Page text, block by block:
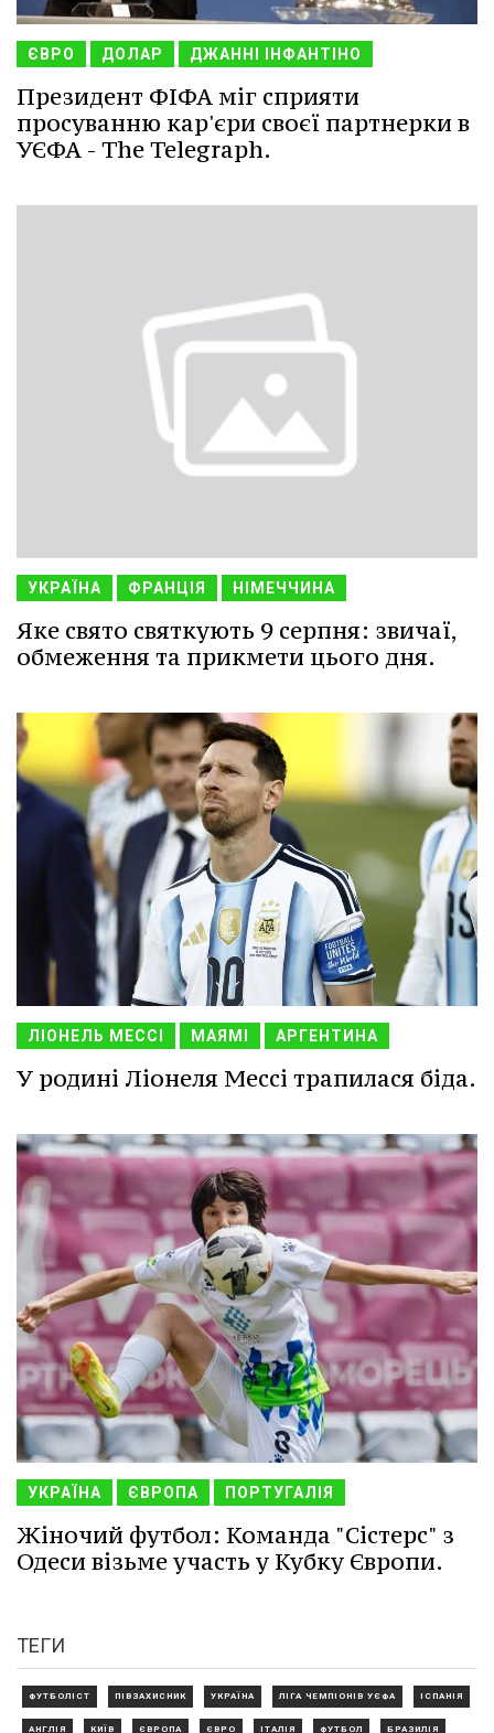
ЄВРО ДОЛАР ДЖАННІ ІНФАНТІНО
Президент ФІФА міг сприяти
просуванню кар'єри своєї партнерки в
УЄФА - The Telegraph.
УКРАЇНА ФРАНЦІЯ НІМЕЧЧИНА
Яке свято святкують 9 серпня: звичаї,
обмеження та прикмети цього дня.
ЛІОНЕЛЬ МЕССІ МАЯМІ АРГЕНТИНА
У родині Ліонеля Мессі трапилася біда.
УКРАЇНА ЄВРОПА ПОРТУГАЛІЯ
Жіночий футбол: Команда "Сістерс" з
Одеси візьме участь у Кубку Європи.
ТЕГИ
ФУТБОЛІСТ ПІВЗАХИСНИК УКРАЇНА ЛІГА ЧЕМПІОНІВ УЄФА ІСПАНІЯ
АНГЛІЯ КИЇВ ЄВРОПА ЄВРО ІТАЛІЯ ФУТБОЛ БРАЗИЛІЯ